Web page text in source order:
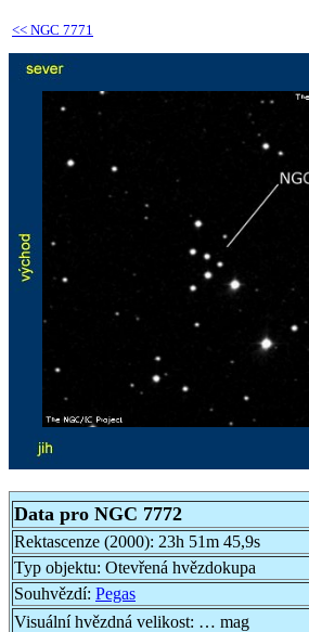
<< NGC 7771
Data pro NGC 7772
Rektascenze (2000): 23h 51m 45,9s
Typ objektu: Otevřená hvězdokupa
Souhvězdí: Pegas
Visuální hvězdná velikost: … mag